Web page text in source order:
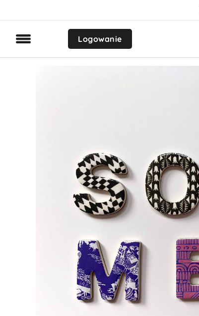
Logowanie